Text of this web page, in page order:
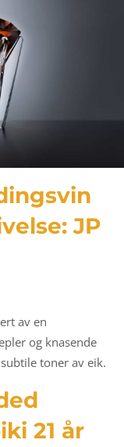
JP
av en
og knasende
toner av eik.
21 år